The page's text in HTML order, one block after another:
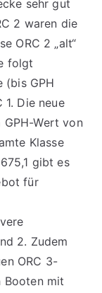
sehr gut
2 waren die
ORC 2 „alt“
folgt
(bis GPH
1. Die neue
GPH-Wert von
Klasse
gibt es
für
2. Zudem
ORC 3-
Booten mit